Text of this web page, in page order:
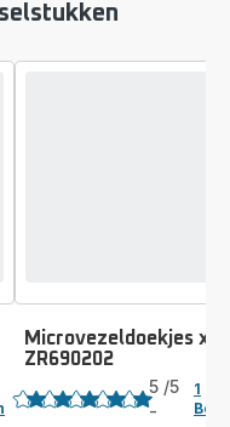
Microvezeldoekjes x2
ZR690202
Beoordeling
5 /5
-
1